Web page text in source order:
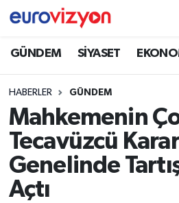
GÜNDEM SİYASET
HABERLER GÜNDEM
Mahkemenin
Tecavüzcü
Genelinde
Açtı